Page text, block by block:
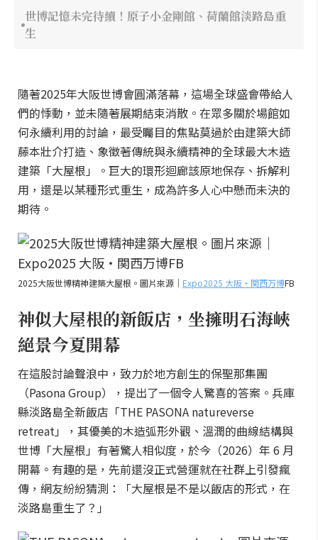
世博記憶未完待續！原子小金剛館、荷蘭館淡路島重
生
隨著2025年大阪世博會圓滿落幕，這場全球盛會帶給人
們的悸動，並未隨著展期結束消散。在眾多關於場館如
何永續利用的討論，最受矚目的焦點莫過於由建築大師
藤本壯介打造、象徵著傳統與永續精神的全球最大木造
建築「大屋根」。巨大的環形迴廊該原地保存、拆解利
用，還是以某種形式重生，成為許多人心中懸而未決的
期待。
2025大阪世博精神建築大屋根。圖片來源｜ Expo2025 大阪・関西万博FB
神似大屋根的新飯店，坐擁明石海峽
絕景今夏開幕
在這股討論聲浪中，致力於地方創生的保聖那集團
（Pasona Group），提出了一個令人驚喜的答案。兵庫
縣淡路島全新飯店「THE PASONA natureverse
retreat」，其優美的木造弧形外觀、溫潤的曲線結構與
世博「大屋根」有著驚人相似度，於今（2026）年 6 月
開幕。有趣的是，先前還沒正式營運就在社群上引發瘋
傳，網友紛紛猜測：「大屋根是不是以飯店的形式，在
淡路島重生了？」